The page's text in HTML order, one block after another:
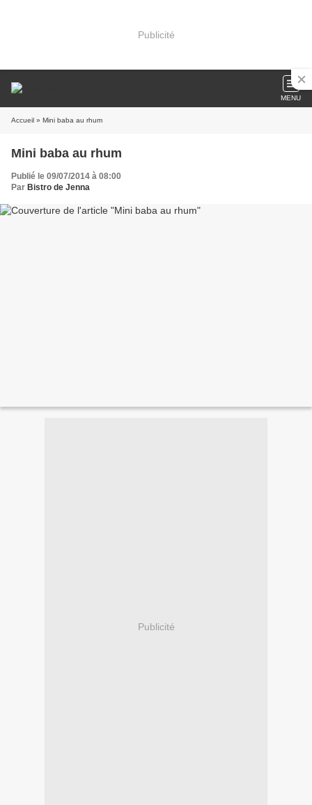
Publicité
MENU
Accueil » Mini baba au rhum
Mini baba au rhum
Publié le 09/07/2014 à 08:00
Par Bistro de Jenna
Publicité